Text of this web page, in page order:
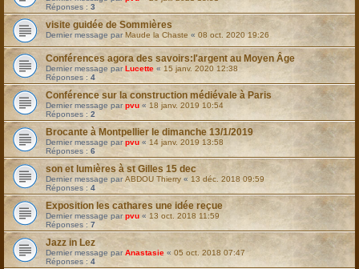
Réponses : 3
visite guidée de Sommières
Dernier message par Maude la Chaste « 08 oct. 2020 19:26
Conférences agora des savoirs:l'argent au Moyen Âge
Dernier message parLucette « 15 janv. 2020 12:38
Réponses : 4
Conférence sur la construction médiévale à Paris
Dernier message parpvu « 18 janv. 2019 10:54
Réponses : 2
Brocante à Montpellier le dimanche 13/1/2019
Dernier message parpvu « 14 janv. 2019 13:58
Réponses : 6
son et lumières à st Gilles 15 dec
Dernier message parABDOU Thierry « 13 déc. 2018 09:59
Réponses : 4
Exposition les cathares une idée reçue
Dernier message parpvu « 13 oct. 2018 11:59
Réponses : 7
Jazz in Lez
Dernier message parAnastasie « 05 oct. 2018 07:47
Réponses : 4